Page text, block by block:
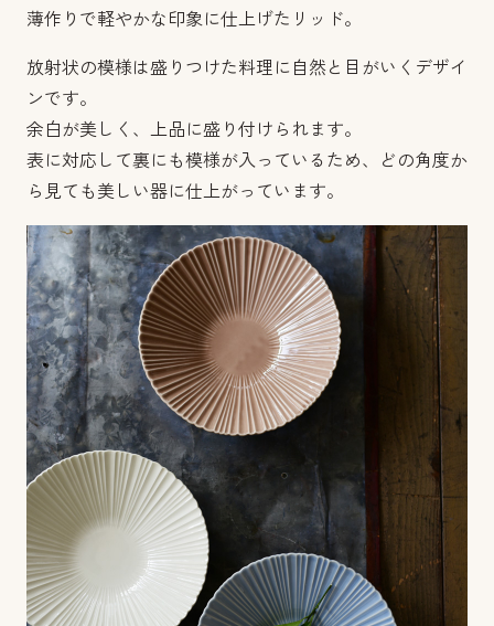
薄作りで軽やかな印象に仕上げたリッド。
放射状の模様は盛りつけた料理に自然と目がいくデザイ
ンです。
余白が美しく、上品に盛り付けられます。
表に対応して裏にも模様が入っているため、どの角度か
ら見ても美しい器に仕上がっています。